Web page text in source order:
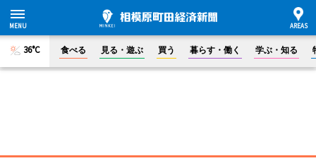
36°C 食べる 見る・遊ぶ 買う 暮らす・働く 学ぶ・知る